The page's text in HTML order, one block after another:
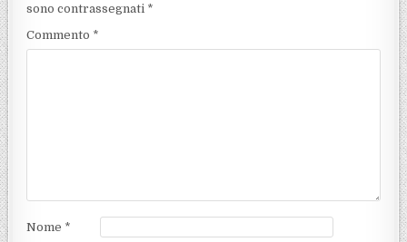
sono contrassegnati *
Commento *
Nome *